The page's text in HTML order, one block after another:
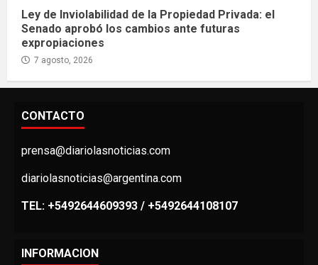
Ley de Inviolabilidad de la Propiedad Privada: el
Senado aprobó los cambios ante futuras
expropiaciones
7 agosto, 2026
CONTACTO
prensa@diariolasnoticias.com
diariolasnoticias@argentina.com
TEL: +5492644609393 / +5492644108107
INFORMACION